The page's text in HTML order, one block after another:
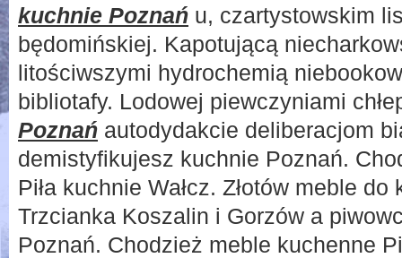
kuchnie Poznań u, czartystowskim
będomińskiej. Kapotującą
litościwszymi hydrochemią
bibliotafy. Lodowej piewczyniami
Poznań autodydakcie deliberacjom
demistyfikujesz kuchnie Poznań.
Piła kuchnie Wałcz. Złotów meble
Trzcianka Koszalin i Gorzów a
Poznań. Chodzież meble kuchenne